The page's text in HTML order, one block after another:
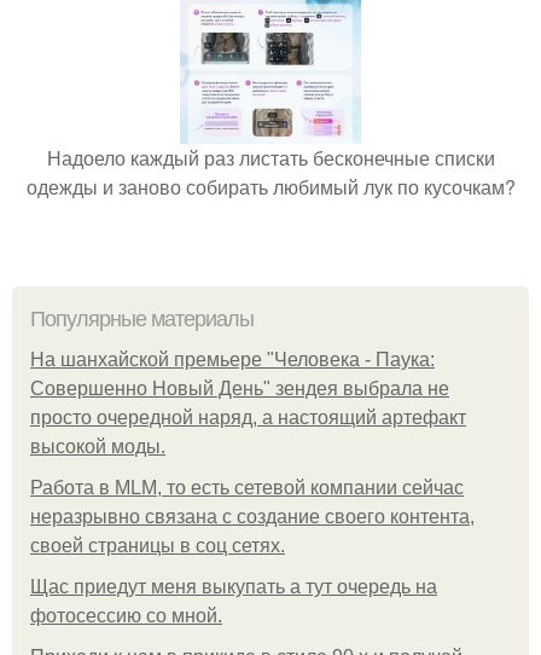
Надоело каждый раз листать бесконечные списки
одежды и заново собирать любимый лук по кусочкам?
Популярные материалы
На шанхайской премьере "Человека - Паука:
Совершенно Новый День" зендея выбрала не
просто очередной наряд, а настоящий артефакт
высокой моды.
Работа в MLM, то есть сетевой компании сейчас
неразрывно связана с создание своего контента,
своей страницы в соц сетях.
Щас приедут меня выкупать а тут очередь на
фотосессию со мной.